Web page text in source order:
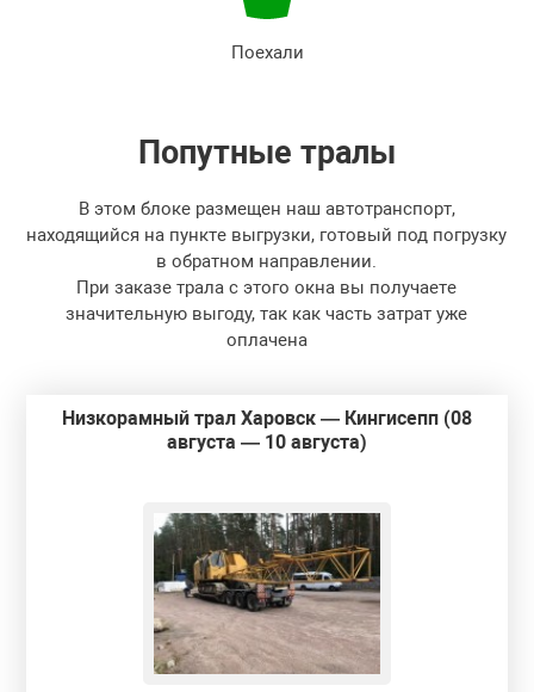
Поехали
Попутные тралы
В этом блоке размещен наш автотранспорт,
находящийся на пункте выгрузки, готовый под погрузку
в обратном направлении.
При заказе трала с этого окна вы получаете
значительную выгоду, так как часть затрат уже
оплачена
Низкорамный трал Харовск — Кингисепп (08
августа — 10 августа)